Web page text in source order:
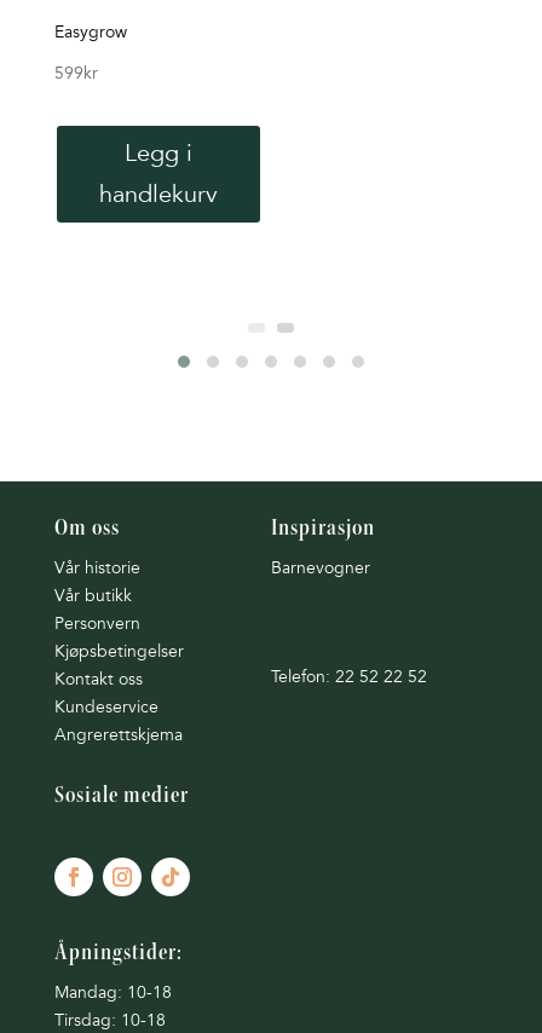
Easygrow
599kr
Legg i
handlekurv
Om oss
Vår historie
Vår butikk
Personvern
Kjøpsbetingelser
Kontakt oss
Kundeservice
Angrerettskjema
Inspirasjon
Barnevogner
Telefon: 22 52 22 52
Sosiale medier
Åpningstider:
Mandag: 10-18
Tirsdag: 10-18